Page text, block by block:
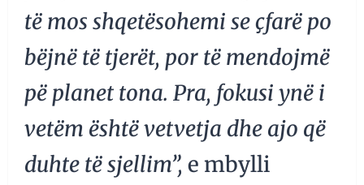
të mos shqetësohemi se çfarë po
bëjnë të tjerët, por të mendojmë
pë planet tona. Pra, fokusi ynë i
vetëm është vetvetja dhe ajo që
duhte të sjellim”, e mbylli